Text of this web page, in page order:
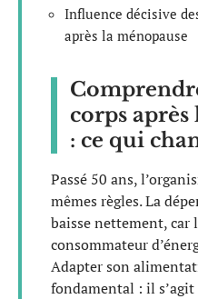
Influence décisive
après la ménopause
corps
: ce qui
Passé 50 ans,
mêmes règles. La
baisse nettement, car
consommateur
Adapter son
fondamental : il